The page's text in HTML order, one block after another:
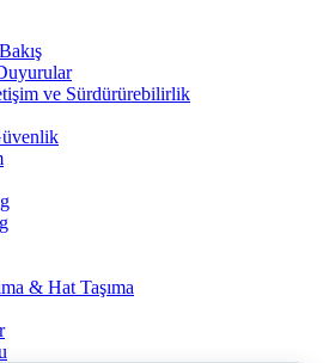
ve Sürdürürebilirlik
& Hat Taşıma